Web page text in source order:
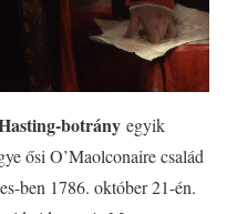
botrány egyik
ősi O’Maolconaire család
ben 1786. október 21-én.